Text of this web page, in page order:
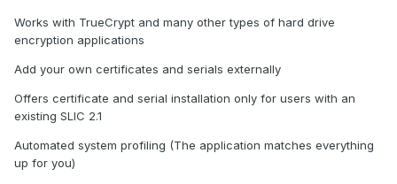
Works with TrueCrypt and many other types of hard drive
encryption applications
Add your own certificates and serials externally
Offers certificate and serial installation only for users with an
existing SLIC 2.1
Automated system profiling (The application matches everything
up for you)